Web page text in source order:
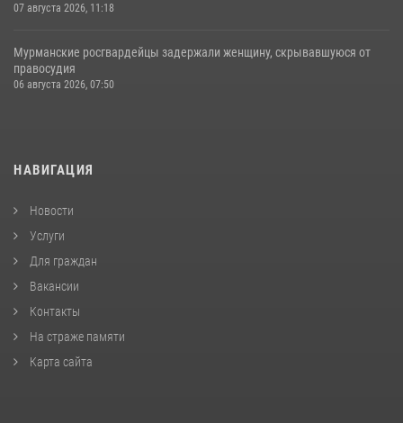
07 августа 2026, 11:18
Мурманские росгвардейцы задержали женщину, скрывавшуюся от
правосудия
06 августа 2026, 07:50
НАВИГАЦИЯ
Новости
Услуги
Для граждан
Вакансии
Контакты
На страже памяти
Карта сайта